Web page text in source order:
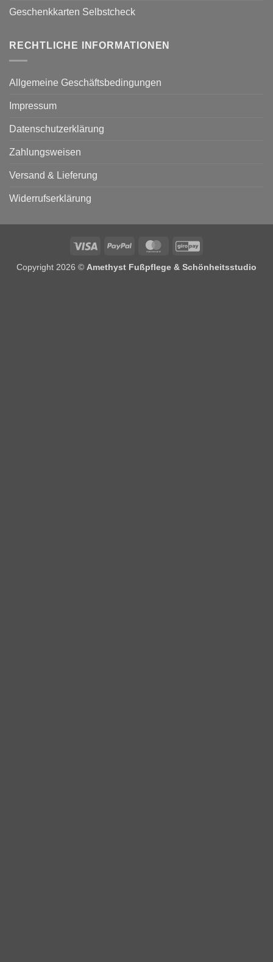
Geschenkkarten Selbstcheck
RECHTLICHE INFORMATIONEN
Allgemeine Geschäftsbedingungen
Impressum
Datenschutzerklärung
Zahlungsweisen
Versand & Lieferung
Widerrufserklärung
Visa PayPal MasterCardGiroPay
Copyright 2026 © Amethyst Fußpflege & Schönheitsstudio